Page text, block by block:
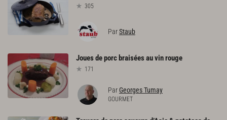
305
ParStaub
Jouesdeporc braiséesauvinrouge
171
ParGeorges Tumay
GOURMET